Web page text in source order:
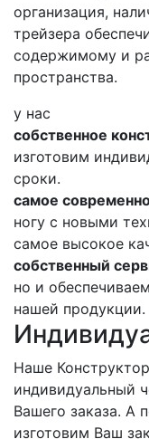
организация,
трейзера
содержимому и
пространства.
у нас
собственное
изготовим
сроки.
самое
ногу с новыми
самое высокое
собственный
но и
нашей продукции.
Наше
индивидуальный
Вашего заказа. А
изготовим Ваш